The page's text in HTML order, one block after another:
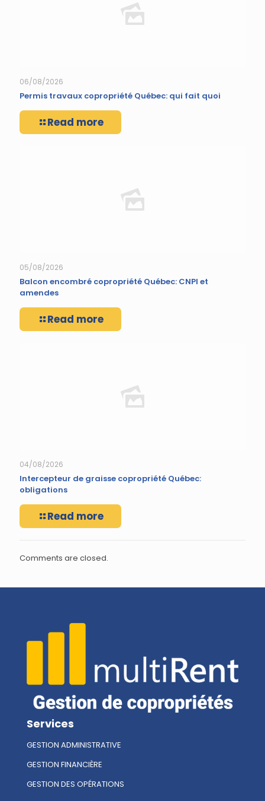
06/08/2026
Permis travaux copropriété Québec: qui fait quoi
Read more
05/08/2026
Balcon encombré copropriété Québec: CNPI et
amendes
Read more
04/08/2026
Intercepteur de graisse copropriété Québec:
obligations
Read more
Comments are closed.
Services
GESTION ADMINISTRATIVE
GESTION FINANCIÈRE
GESTION DES OPÉRATIONS